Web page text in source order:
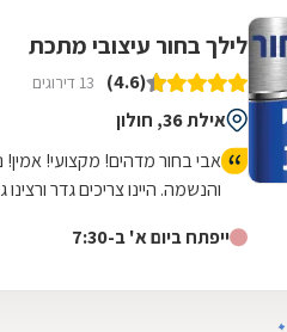
לילך בחור עיצובי מתכת
(4.6) 13 דירוגים
אילת 36, חולון
אבי בחור מדהים! מקצועי!
והנשמה. היינו צריכים גדר
אנחנו התעקשנו כי רצינו זול.
ייפתח ביום א' ב-7:30